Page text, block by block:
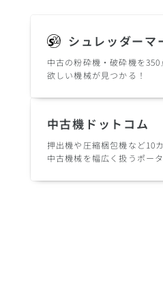
シュレッダーマ
中古の粉砕機・破砕機を350
欲しい機械が見つかる！
中古機ドットコム
押出機や圧縮梱包機など10
中古機械を幅広く扱うポー